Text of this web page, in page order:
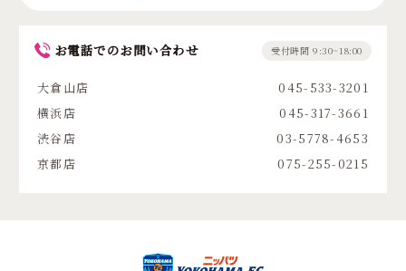
お電話でのお問い合わせ 受付時間 9:30~18:00
大倉山店
045-533-3201
横浜店
045-317-3661
渋谷店
03-5778-4653
京都店
075-255-0215